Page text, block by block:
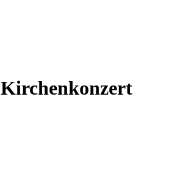
Kirchenkonzert